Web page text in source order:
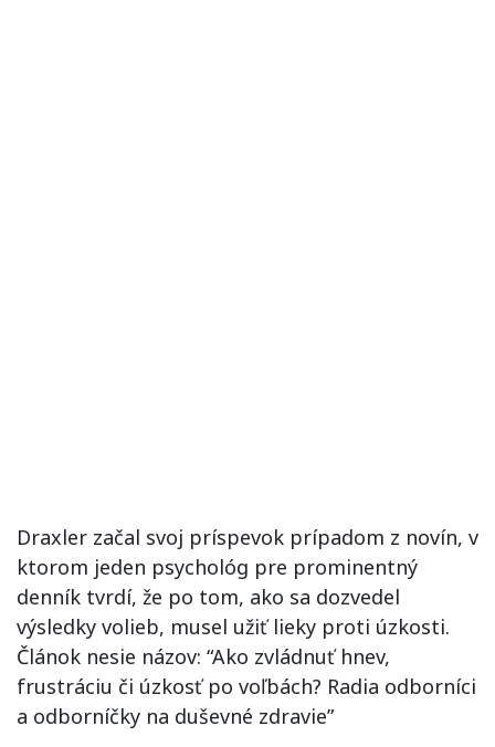
Draxler začal svoj príspevok prípadom z novín, v
ktorom jeden psychológ pre prominentný
denník tvrdí, že po tom, ako sa dozvedel
výsledky volieb, musel užiť lieky proti úzkosti.
Článok nesie názov: “Ako zvládnuť hnev,
frustráciu či úzkosť po voľbách? Radia odborníci
a odborníčky na duševné zdravie”